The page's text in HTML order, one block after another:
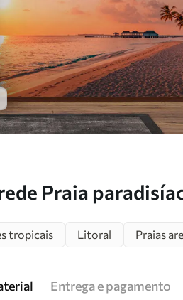
Praia
tropicais Litoral Praias
Entrega e pagamento